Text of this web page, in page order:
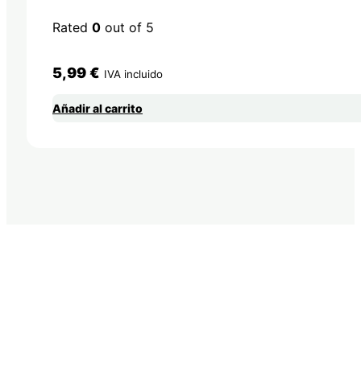
Rated 0 out of 5
5,99€ IVA incluido
Añadir al carrito